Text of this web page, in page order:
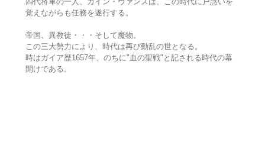
覚えながらも任務を遂行する。
帝国、異教徒・・・そして魔物。
この三大勢力により、時代は再び動乱の世となる。
時はガイア歴1657年、のちに"血の聖戦"と記される時代の幕
開けである。